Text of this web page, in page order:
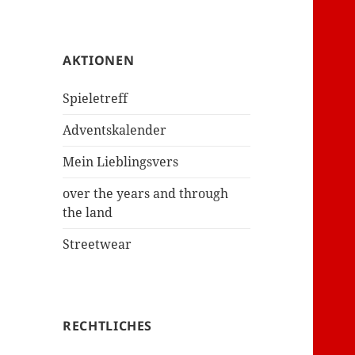
AKTIONEN
Spieletreff
Adventskalender
Mein Lieblingsvers
over the years and through
the land
Streetwear
RECHTLICHES